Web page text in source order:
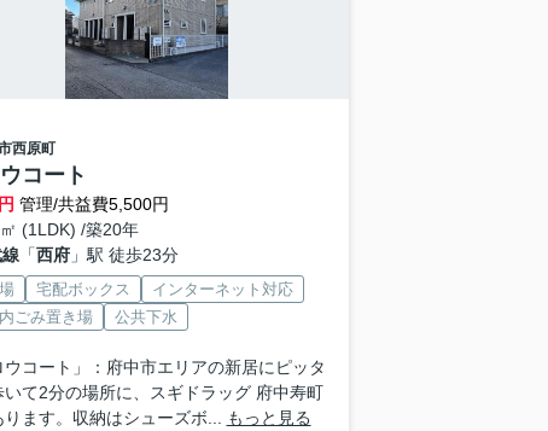
西原町
コート
管理/共益費5,500円
(1LDK) /築20年
「西府」駅 徒歩23分
宅配ボックス
インターネット対応
ごみ置き場
公共下水
ウコート」：府中市エリアの新居にピッタ
いて2分の場所に、スギドラッグ 府中寿町
ります。収納はシューズボ...
もっと見る